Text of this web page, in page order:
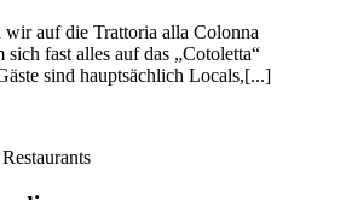
auf die Trattoria alla Colonna
sich fast alles auf das „Cotoletta“
sind hauptsächlich Locals,[...]